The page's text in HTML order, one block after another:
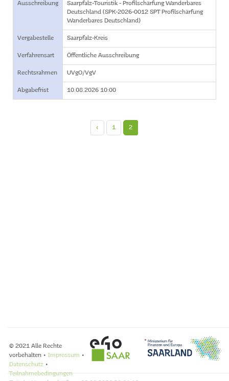
Ausschreibung
Saarpfalz-Touristik - Profilschärfung Wanderbares
Deutschland (SPK-2026-0012 SPT Profilschärfung
Wanderbares Deutschland)
Vergabestelle Saarpfalz-Kreis
Verfahrensart Öffentliche Ausschreibung
Rechtsrahmen UVgO/VgV
Abgabefrist 10.08.2026 10:00
‹ 1 2
© 2021 Alle Rechte
vorbehalten • Impressum •
Datenschutz •
Teilnahmebedingungen